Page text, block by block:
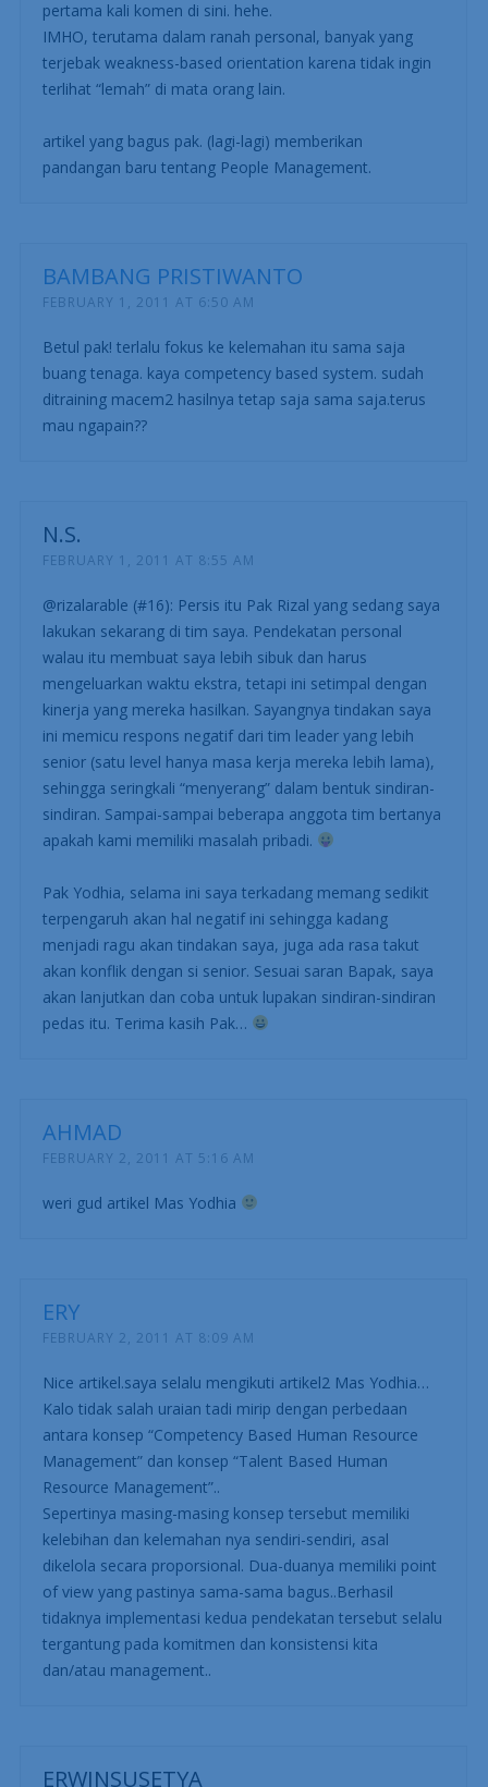
pertama kali komen di sini. hehe.
IMHO, terutama dalam ranah personal, banyak yang
terjebak weakness-based orientation karena tidak ingin
terlihat “lemah” di mata orang lain.
artikel yang bagus pak. (lagi-lagi) memberikan
pandangan baru tentang People Management.
BAMBANG PRISTIWANTO
FEBRUARY 1, 2011 AT 6:50 AM
Betul pak! terlalu fokus ke kelemahan itu sama saja
buang tenaga. kaya competency based system. sudah
ditraining macem2 hasilnya tetap saja sama saja.terus
mau ngapain??
N.S.
FEBRUARY 1, 2011 AT 8:55 AM
@rizalarable (#16): Persis itu Pak Rizal yang sedang saya
lakukan sekarang di tim saya. Pendekatan personal
walau itu membuat saya lebih sibuk dan harus
mengeluarkan waktu ekstra, tetapi ini setimpal dengan
kinerja yang mereka hasilkan. Sayangnya tindakan saya
ini memicu respons negatif dari tim leader yang lebih
senior (satu level hanya masa kerja mereka lebih lama),
sehingga seringkali “menyerang” dalam bentuk sindiran-
sindiran. Sampai-sampai beberapa anggota tim bertanya
apakah kami memiliki masalah pribadi.
Pak Yodhia, selama ini saya terkadang memang sedikit
terpengaruh akan hal negatif ini sehingga kadang
menjadi ragu akan tindakan saya, juga ada rasa takut
akan konflik dengan si senior. Sesuai saran Bapak, saya
akan lanjutkan dan coba untuk lupakan sindiran-sindiran
pedas itu. Terima kasih Pak…
AHMAD
FEBRUARY 2, 2011 AT 5:16 AM
weri gud artikel Mas Yodhia
ERY
FEBRUARY 2, 2011 AT 8:09 AM
Nice artikel.saya selalu mengikuti artikel2 Mas Yodhia…
Kalo tidak salah uraian tadi mirip dengan perbedaan
antara konsep “Competency Based Human Resource
Management” dan konsep “Talent Based Human
Resource Management”..
Sepertinya masing-masing konsep tersebut memiliki
kelebihan dan kelemahan nya sendiri-sendiri, asal
dikelola secara proporsional. Dua-duanya memiliki point
of view yang pastinya sama-sama bagus..Berhasil
tidaknya implementasi kedua pendekatan tersebut selalu
tergantung pada komitmen dan konsistensi kita
dan/atau management..
ERWINSUSETYA